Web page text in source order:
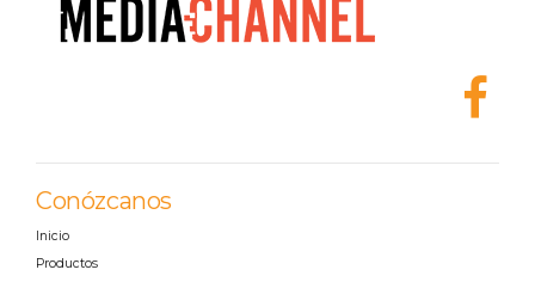
Conózcanos
Inicio
Productos